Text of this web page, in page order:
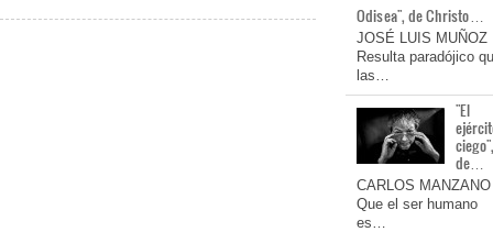
Odisea", de Christo…
JOSÉ LUIS MUÑOZ
Resulta paradójico
las…
"El
de…
CARLOS MANZANO
Que el ser humano
es…